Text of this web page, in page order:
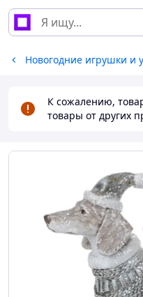
Новогодние игрушки и
К сожалению,
товары от других